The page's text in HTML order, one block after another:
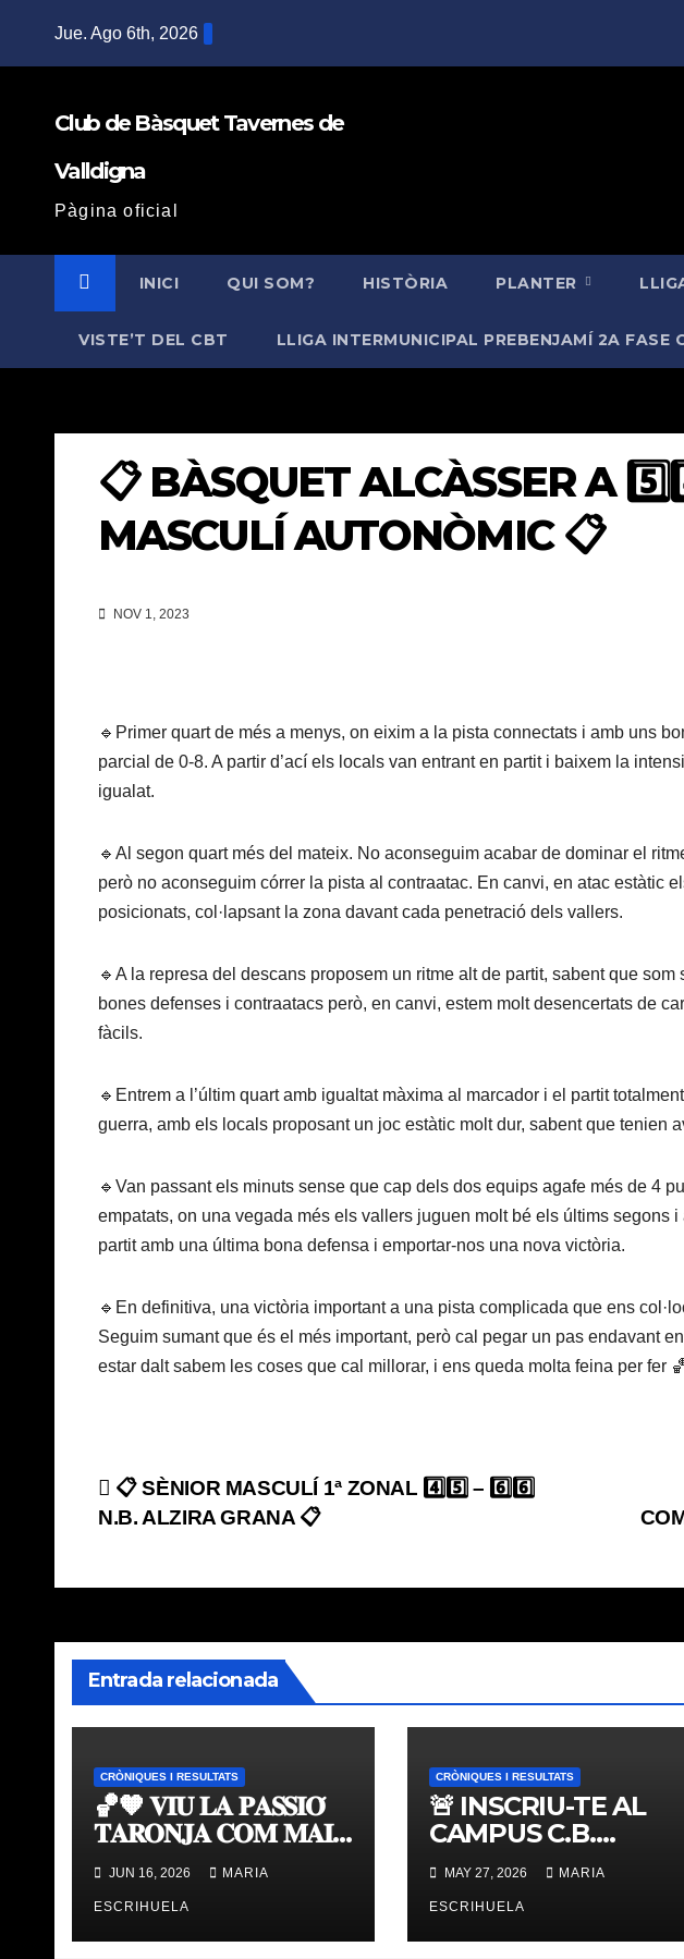
Jue. Ago 6th, 2026
Club de Bàsquet Tavernes de
Valldigna
Pàgina oficial
INICI QUI SOM? HISTÒRIA PLANTER
VISTE’T DEL CBT LLIGA INTERMUNICIPAL PREBENJAMÍ 2A FASE
📋 BÀSQUET ALCÀSSER A
MASCULÍ AUTONÒMIC 📋
NOV 1, 2023
🔹Primer quart de més a menys, on eixim a la pista connectats i amb uns
parcial de 0-8. A partir d’ací els locals van entrant en partit i baixem la
igualat.
🔹Al segon quart més del mateix. No aconseguim acabar de dominar el
però no aconseguim córrer la pista al contraatac. En canvi, en atac estàtic
posicionats, col·lapsant la zona davant cada penetració dels vallers.
🔹A la represa del descans proposem un ritme alt de partit, sabent que
bones defenses i contraatacs però, en canvi, estem molt desencertats de
fàcils.
🔹Entrem a l’últim quart amb igualtat màxima al marcador i el partit
guerra, amb els locals proposant un joc estàtic molt dur, sabent que tenien
🔹Van passant els minuts sense que cap dels dos equips agafe més de 4
empatats, on una vegada més els vallers juguen molt bé els últims segons
partit amb una última bona defensa i emportar-nos una nova victòria.
🔹En definitiva, una victòria important a una pista complicada que ens
Seguim sumant que és el més important, però cal pegar un pas endavant
estar dalt sabem les coses que cal millorar, i ens queda molta feina per fer
Navegación
entradas
📋 SÈNIOR MASCULÍ 1ª ZONAL 4️⃣5️⃣ – 6️⃣6️⃣
N.B. ALZIRA GRANA 📋
Entrada relacionada
CRÒNIQUES I RESULTATS
🏀🧡 𝐕𝐈𝐔 𝐋𝐀 𝐏𝐀𝐒𝐒𝐈𝐎́
𝐓𝐀𝐑𝐎𝐍𝐉𝐀 𝐂𝐎𝐌 𝐌𝐀𝐈
𝐀𝐁𝐀𝐍𝐒 | 𝐌𝐔𝐒𝐄𝐔 &
𝐓𝐎𝐔𝐑 𝐕𝐀𝐋𝐄𝐍𝐂𝐈𝐀
𝐁𝐀𝐒𝐊𝐄𝐓
JUN 16, 2026 MARIA
ESCRIHUELA
CRÒNIQUES I RESULTATS
🚨 INSCRIU-TE AL
CAMPUS C.B.
TAVERNES,
ÚLTIMES PLACES
MAY 27, 2026 MARIA
ESCRIHUELA